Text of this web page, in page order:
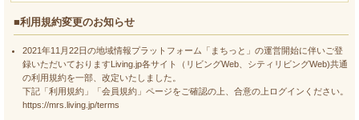
■利用規約変更のお知らせ
2021年11月22日の地域情報プラットフォーム「まちっと」の運営開始に伴いご登
録いただいておりますLiving.jp各サイト（リビングWeb、シティリビングWeb)共通
の利用規約を一部、改定いたしました。
下記「利用規約」「会員規約」ページをご確認の上、合意の上ログインください。
https://mrs.living.jp/terms